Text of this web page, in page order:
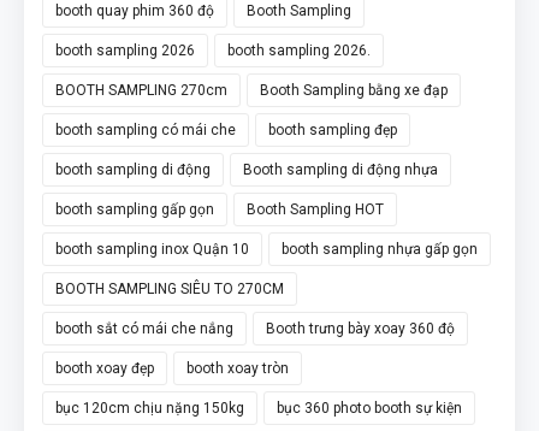
booth quay phim 360 độ Booth Sampling
booth sampling 2026 booth sampling 2026.
BOOTH SAMPLING 270cm Booth Sampling bằng xe đạp
booth sampling có mái che booth sampling đẹp
booth sampling di động Booth sampling di động nhựa
booth sampling gấp gọn Booth Sampling HOT
booth sampling inox Quận 10 booth sampling nhựa gấp gọn
BOOTH SAMPLING SIÊU TO 270CM
booth sắt có mái che nắng Booth trưng bày xoay 360 độ
booth xoay đẹp booth xoay tròn
bục 120cm chịu nặng 150kg bục 360 photo booth sự kiện